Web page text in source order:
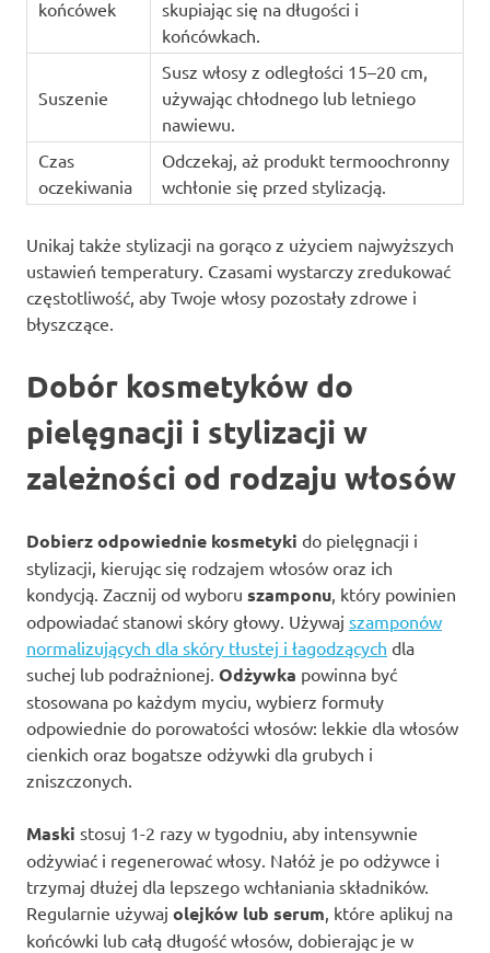
końcówek
skupiając się na długości i
końcówkach.
Suszenie
Susz włosy z odległości 15–20 cm,
używając chłodnego lub letniego
nawiewu.
Czas
oczekiwania
Odczekaj, aż produkt termoochronny
wchłonie się przed stylizacją.
Unikaj także stylizacji na gorąco z użyciem najwyższych
ustawień temperatury. Czasami wystarczy zredukować
częstotliwość, aby Twoje włosy pozostały zdrowe i
błyszczące.
Dobór kosmetyków do
pielęgnacji i stylizacji w
zależności od rodzaju włosów
Dobierz odpowiednie kosmetyki do pielęgnacji i
stylizacji, kierując się rodzajem włosów oraz ich
kondycją. Zacznij od wyboru szamponu, który powinien
odpowiadać stanowi skóry głowy. Używaj szamponów
normalizujących dla skóry tłustej i łagodzących dla
suchej lub podrażnionej. Odżywka powinna być
stosowana po każdym myciu, wybierz formuły
odpowiednie do porowatości włosów: lekkie dla włosów
cienkich oraz bogatsze odżywki dla grubych i
zniszczonych.
Maski stosuj 1-2 razy w tygodniu, aby intensywnie
odżywiać i regenerować włosy. Nałóż je po odżywce i
trzymaj dłużej dla lepszego wchłaniania składników.
Regularnie używaj olejków lub serum, które aplikuj na
końcówki lub całą długość włosów, dobierając je w